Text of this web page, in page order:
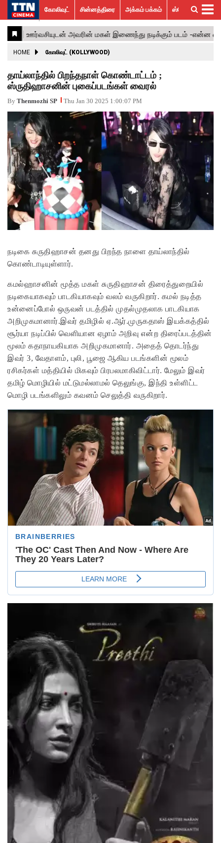
கோலிவுட்
சின்னத்திரை
பாலிவுட்
ஹாலிவுட்
அக்கம்
பக்கம்
ஸ்பெஷல்
ஸ்டோரீஸ்
விமர்சனம்
GALLERY
ACTRESS
ACTORS
MOVIESTILLS
EVENTS
VIDEOS
What’s
Hot
Trending
News
கோலிவுட் சின்னத்திரை அக்கம் பக்கம் ஸ்பெஷல் ஸ்டோரீஸ்
HOME கோலிவுட் (KOLLYWOOD)
தாய்லாந்தில் பிறந்தநாள் கொண்டாட்டம் ;
ஸ்ருதிஹாசனின் புகைப்படங்கள் வைரல்
By Thenmozhi SP Thu Jan 30 2025 1:00:07 PM
நடிகை சுருதிஹாசன் தனது பிறந்த நாளை தாய்லாந்தில்
கொண்டாடியுள்ளார்.
கமல்ஹாசனின் மூத்த மகள் சுருதிஹாசன் திரைத்துறையில்
நடிகையாகவும் பாடகியாகவும் வலம் வருகிறார். கமல் நடித்த
உன்னைப்போல் ஒருவன் படத்தில் முதல்முதலாக பாடகியாக
அறிமுகமானார்.இவர் தமிழில் ஏ.ஆர்.முருகதாஸ் இயக்கத்தில்
சூர்யா நடிப்பில் வெளியான ஏழாம் அறிவு என்ற திரைப்படத்தின்
மூலம் கதாநாயகியாக அறிமுகமானார். அதைத் தொடர்ந்து
இவர் 3, வேதாளம், புலி, பூஜை ஆகிய படங்களின் மூலம்
ரசிகர்கள் மத்தியில் மிகவும் பிரபலமாகிவிட்டார். மேலும் இவர்
தமிழ் மொழியில் மட்டுமல்லாமல் தெலுங்கு, இந்தி உள்ளிட்ட
மொழி படங்களிலும் கவனம் செலுத்தி வருகிறார்.